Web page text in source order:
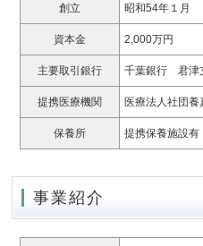
創立 昭和54年１月
資本金 2,000万円
主要取引銀行 千葉銀行 君津
提携医療機関 医療法人社団
保養所 提携保養施設有
事業紹介